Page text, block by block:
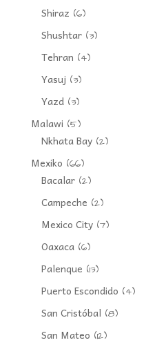
Shiraz (6)
Shushtar(3)
Tehran (4)
Yasuj (3)
Yazd(3)
Malawi (5)
Nkhata Bay(2)
Mexiko (66)
Bacalar(2)
Campeche (2)
Mexico City(7)
Oaxaca(6)
Palenque (13)
Puerto Escondido (4)
San Cristóbal (8)
San Mateo (12)